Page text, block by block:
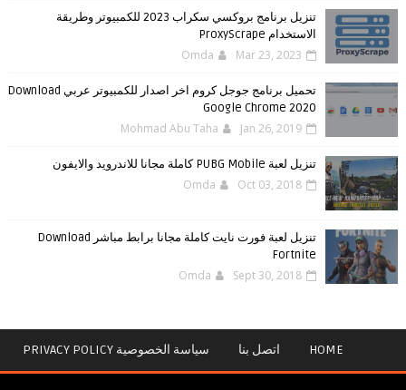
تنزيل برنامج بروكسي سكراب 2023 للكمبيوتر وطريقة
الاستخدام ProxyScrape
Omda Mar 23, 2023
تحميل برنامج جوجل كروم اخر اصدار للكمبيوتر عربي Download
Google Chrome 2020
Mohmad Abu Taha Jan 26, 2019
تنزيل لعبة PUBG Mobile كاملة مجانا للاندرويد والايفون
Omda Oct 03, 2018
تنزيل لعبة فورت نايت كاملة مجانا برابط مباشر Download
Fortnite
Omda Sept 30, 2018
HOME اتصل بنا سياسة الخصوصية PRIVACY POLICY